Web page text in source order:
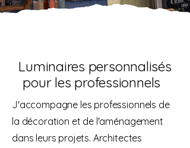
Luminaires personnalisés
pour les professionnels
J'accompagne les professionnels de
la décoration et de l'aménagement
dans leurs projets. Architectes